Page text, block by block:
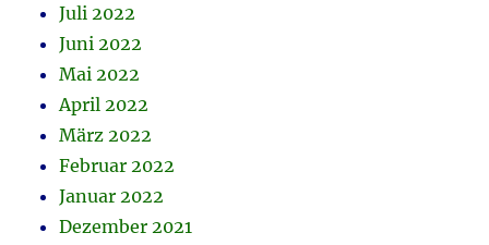
Juli 2022
Juni 2022
Mai 2022
April 2022
März 2022
Februar 2022
Januar 2022
Dezember 2021